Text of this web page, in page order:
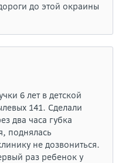
до этой окраины
6 лет в детской
141. Сделали
два часа губка
поднялась
не дозвониться.
раз ребенок у